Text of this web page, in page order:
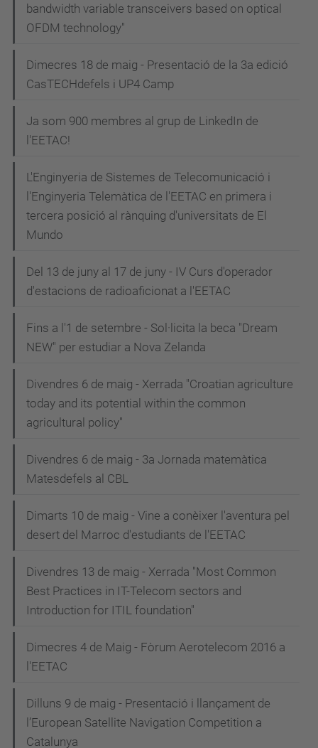
bandwidth variable transceivers based on optical
OFDM technology"
Dimecres 18 de maig - Presentació de la 3a edició
CasTECHdefels i UP4 Camp
Ja som 900 membres al grup de LinkedIn de
l'EETAC!
L'Enginyeria de Sistemes de Telecomunicació i
l'Enginyeria Telemàtica de l'EETAC en primera i
tercera posició al rànquing d'universitats de El
Mundo
Del 13 de juny al 17 de juny - IV Curs d'operador
d'estacions de radioaficionat a l'EETAC
Fins a l'1 de setembre - Sol·licita la beca "Dream
NEW" per estudiar a Nova Zelanda
Divendres 6 de maig - Xerrada "Croatian agriculture
today and its potential within the common
agricultural policy"
Divendres 6 de maig - 3a Jornada matemàtica
Matesdefels al CBL
Dimarts 10 de maig - Vine a conèixer l'aventura pel
desert del Marroc d'estudiants de l'EETAC
Divendres 13 de maig - Xerrada "Most Common
Best Practices in IT-Telecom sectors and
Introduction for ITIL foundation"
Dimecres 4 de Maig - Fòrum Aerotelecom 2016 a
l'EETAC
Dilluns 9 de maig - Presentació i llançament de
l’European Satellite Navigation Competition a
Catalunya